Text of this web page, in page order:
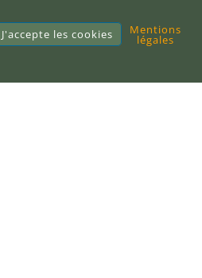
J'accepte les cookies Mentions
légales